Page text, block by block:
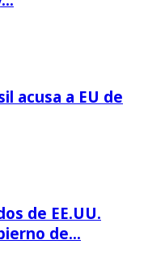
acusa a EU de
de EE.UU.
de…